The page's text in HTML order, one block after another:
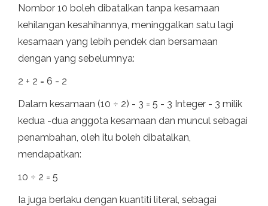
Nombor 10 boleh dibatalkan tanpa kesamaan
kehilangan kesahihannya, meninggalkan satu lagi
kesamaan yang lebih pendek dan bersamaan
dengan yang sebelumnya:
2 + 2 = 6 - 2
Dalam kesamaan (10 ÷ 2) - 3 = 5 - 3 Integer - 3 milik
kedua -dua anggota kesamaan dan muncul sebagai
penambahan, oleh itu boleh dibatalkan,
mendapatkan:
10 ÷ 2 = 5
Ia juga berlaku dengan kuantiti literal, sebagai